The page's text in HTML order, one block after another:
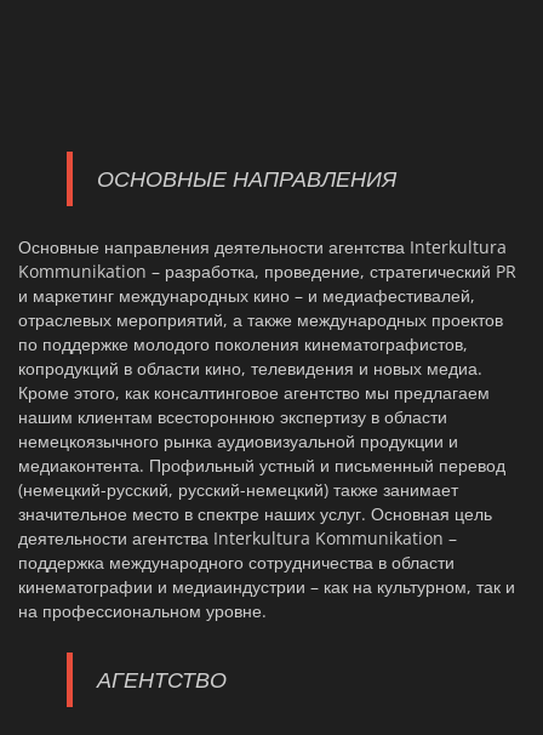
ОСНОВНЫЕ НАПРАВЛЕНИЯ
Основные направления деятельности агентства Interkultura
Kommunikation – разработка, проведение, стратегический PR
и маркетинг международных кино – и медиафестивалей,
отраслевых мероприятий, а также международных проектов
по поддержке молодого поколения кинематографистов,
копродукций в области кино, телевидения и новых медиа.
Кроме этого, как консалтинговое агентство мы предлагаем
нашим клиентам всестороннюю экспертизу в области
немецкоязычного рынка аудиовизуальной продукции и
медиаконтента. Профильный устный и письменный перевод
(немецкий-русский, русский-немецкий) также занимает
значительное место в спектре наших услуг. Основная цель
деятельности агентства Interkultura Kommunikation –
поддержка международного сотрудничества в области
кинематографии и медиаиндустрии – как на культурном, так и
на профессиональном уровне.
АГЕНТСТВО